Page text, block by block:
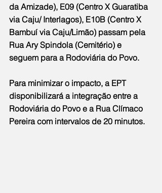
da Amizade), E09 (Centro X Guaratiba
via Caju/ Interlagos), E10B (Centro X
Bambuí via Caju/Limão) passam pela
Rua Ary Spindola (Cemitério) e
seguem para a Rodoviária do Povo.
Para minimizar o impacto, a EPT
disponibilizará a integração entre a
Rodoviária do Povo e a Rua Clímaco
Pereira com intervalos de 20 minutos.